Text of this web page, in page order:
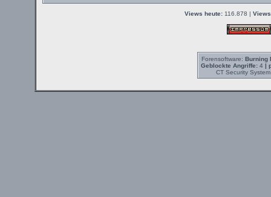
Views heute:116.878 |
Forensoftware: Burning
Geblockte Angriffe:4 |
CT Security